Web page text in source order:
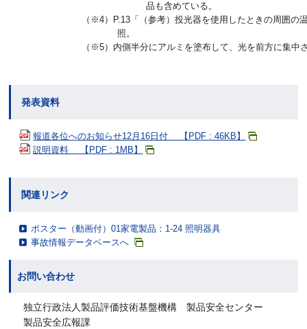
品も含めている。
（※4）P.13「（参考）投光器を使用したときの周囲の
照。
（※5）内側半分にアルミを塗布して、光を前方に集中
発表資料
報道各位へのお知らせ12月16日付 【PDF : 46KB】
説明資料 【PDF : 1MB】
関連リンク
ポスター（動画付）01家電製品：1-24 照明器具
事故情報データベースへ
お問い合わせ
独立行政法人製品評価技術基盤機構 製品安全センター
製品安全広報課